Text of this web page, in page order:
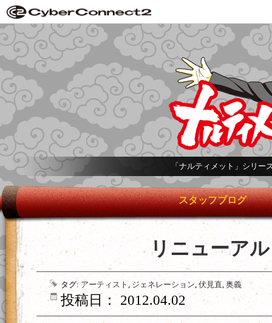
「ナルティメット」シリ
スタッフブログ
リニューア
タグ: アーティスト , ジェネレーション, 伏見直, 奥義
投稿日： 2012.04.02